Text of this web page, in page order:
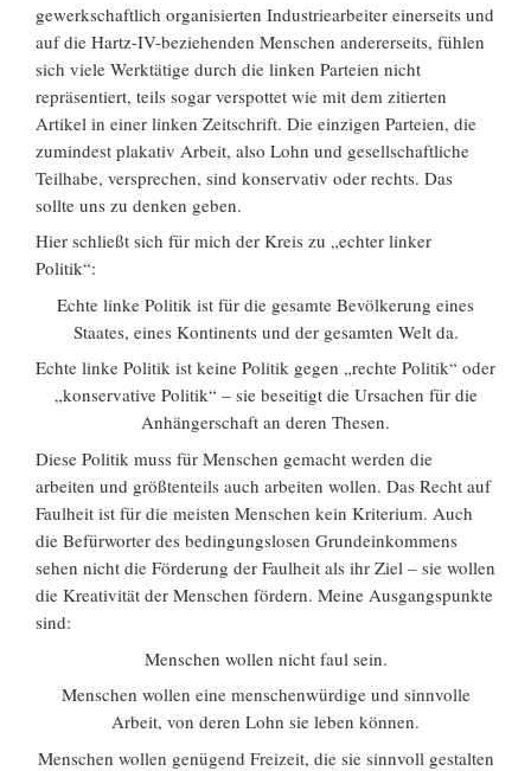
gewerkschaftlich organisierten Industriearbeiter einerseits und
auf die Hartz-IV-beziehenden Menschen andererseits, fühlen
sich viele Werktätige durch die linken Parteien nicht
repräsentiert, teils sogar verspottet wie mit dem zitierten
Artikel in einer linken Zeitschrift. Die einzigen Parteien, die
zumindest plakativ Arbeit, also Lohn und gesellschaftliche
Teilhabe, versprechen, sind konservativ oder rechts. Das
sollte uns zu denken geben.
Hier schließt sich für mich der Kreis zu „echter linker
Politik“:
Echte linke Politik ist für die gesamte Bevölkerung eines
Staates, eines Kontinents und der gesamten Welt da.
Echte linke Politik ist keine Politik gegen „rechte Politik“ oder
„konservative Politik“ – sie beseitigt die Ursachen für die
Anhängerschaft an deren Thesen.
Diese Politik muss für Menschen gemacht werden die
arbeiten und größtenteils auch arbeiten wollen. Das Recht auf
Faulheit ist für die meisten Menschen kein Kriterium. Auch
die Befürworter des bedingungslosen Grundeinkommens
sehen nicht die Förderung der Faulheit als ihr Ziel – sie wollen
die Kreativität der Menschen fördern. Meine Ausgangspunkte
sind:
Menschen wollen nicht faul sein.
Menschen wollen eine menschenwürdige und sinnvolle
Arbeit, von deren Lohn sie leben können.
Menschen wollen genügend Freizeit, die sie sinnvoll gestalten